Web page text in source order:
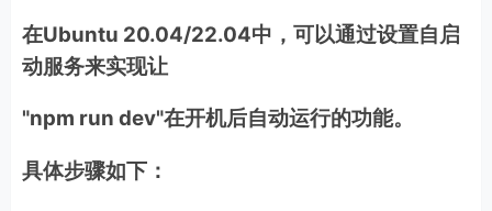
在Ubuntu 20.04/22.04中，可以通过设置自启
动服务来实现让
"npm run dev"在开机后自动运行的功能。
具体步骤如下：